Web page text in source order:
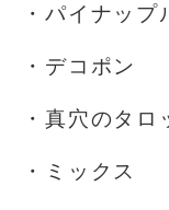
・パイナップ
・デコポン
・真穴のタ
・ミックス